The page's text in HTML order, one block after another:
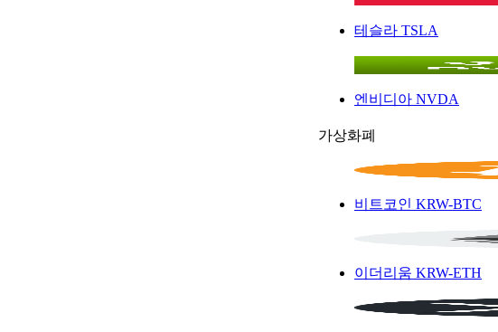
테슬라 TSLA
엔비디아 NVDA
가상화폐
비트코인 KRW-BTC
이더리움 KRW-ETH